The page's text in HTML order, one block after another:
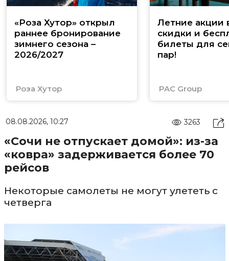
«Роза Хутор» открыл
раннее бронирование
зимнего сезона –
2026/2027
Роза Хутор
Летние акции
скидки и
билеты для
пар!
PAC Group
08.08.2026, 10:27 3263
«Сочи не отпускает домой»: из-за
«ковра» задерживается более 70
рейсов
Некоторые самолеты не могут улететь с
четверга